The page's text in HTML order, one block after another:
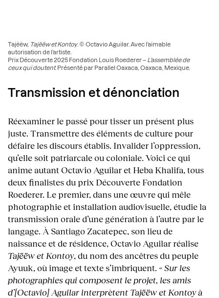
Tajëëw, Tajëëw et Kontoy. © Octavio Aguilar. Avec l’aimable
autorisation de l’artiste.
Prix Découverte 2025 Fondation Louis Roederer – L’assemblée de
ceux qui doutent. Présenté par Parallel Oaxaca, Oaxaca, Mexique.
Transmission et dénonciation
Réexaminer le passé pour tisser un présent plus
juste. Transmettre des éléments de culture pour
défaire les discours établis. Invalider l’oppression,
qu’elle soit patriarcale ou coloniale. Voici ce qui
anime autant Octavio Aguilar et Heba Khalifa, tous
deux finalistes du prix Découverte Fondation
Roederer. Le premier, dans une œuvre qui mêle
photographie et installation audiovisuelle, étudie la
transmission orale d’une génération à l’autre par le
langage. À Santiago Zacatepec, son lieu de
naissance et de résidence, Octavio Aguilar réalise
Tajëëw et Kontoy, du nom des ancêtres du peuple
Ayuuk, où image et texte s’imbriquent. « Sur les
photographies qui composent le projet, les amis
d’[Octavio] Aguilar interprètent Tajëëw et Kontoyà